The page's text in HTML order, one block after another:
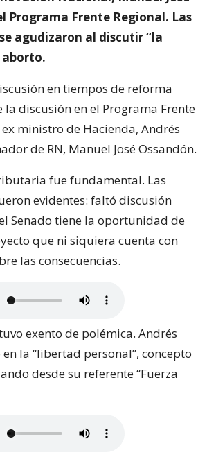
Programa Frente Regional. Las
agudizaron al discutir “la
aborto.
en tiempos de reforma
discusión en el Programa Frente
ministro de Hacienda, Andrés
de RN, Manuel José Ossandón.
fue fundamental. Las
evidentes: faltó discusión
Senado tiene la oportunidad de
que ni siquiera cuenta con
las consecuencias.
exento de polémica. Andrés
la “libertad personal”, concepto
desde su referente “Fuerza